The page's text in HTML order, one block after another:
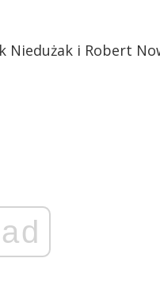
Niedużak i Robert
ad